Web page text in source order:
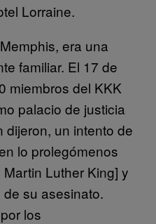
Lorraine.
era una
familiar. El 17 de
miembros del KKK
palacio de justicia
dijeron, un intento de
lo prolegómenos
Luther King] y
su asesinato.
los